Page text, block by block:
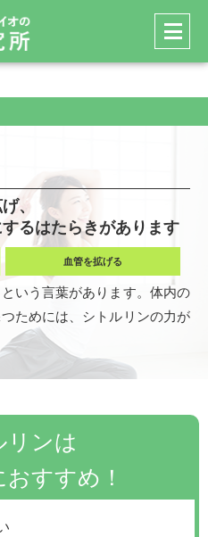
メ
ニ
ュ
を
、
るはたらきがあります
血管を拡げる
いう言葉があります。体内の
ためには、シトルリンの力が
リンは
すすめ！